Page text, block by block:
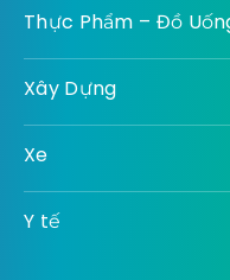
Thực Phẩm – Đồ
Xây Dựng
Xe
Y tế